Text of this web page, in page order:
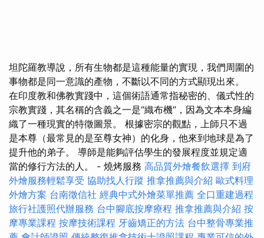
坦陀羅教導說，所有生物都是這種能量的實現，我們周圍的
事物都是同一意識的產物，不斷以不同的方式顯現出來。
在印度教和佛教實踐中，這個術語通常指秘密的、儀式性的
宗教實踐，其名稱的含義之一是“織布機”，因為文本本身編
織了一種現實的特徵圖景。 根據密宗的觀點，上師只不過
是本尊（最常見的是至尊女神）的化身，他來到地球是為了
提升他的弟子。 導師是能夠評估學生的發展程度並規定適
當的修行方法的人。 - 燒烤服務 高品質外燴餐飲選擇 到府
外燴服務輕鬆享受 協助找人行蹤 推拿推薦與介紹 歐式料理
外燴方案 台南徵信社 經典中式外燴菜單推薦 全口重建過程
旅行社護照代辦服務 台中腳底按摩療程 推拿推薦與介紹 按
摩專業課程 按摩技術課程 牙齒矯正的方法 台中整骨專業推